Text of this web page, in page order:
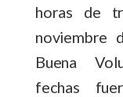
horas de
noviembre
Buena
fechas